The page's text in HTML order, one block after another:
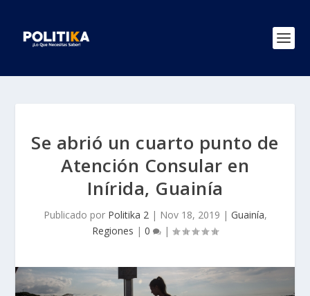
Se abrió un cuarto punto de
Atención Consular en
Inírida, Guainía
Publicado por Politika 2| Nov 18, 2019 | Guainía,
Regiones | 0 |